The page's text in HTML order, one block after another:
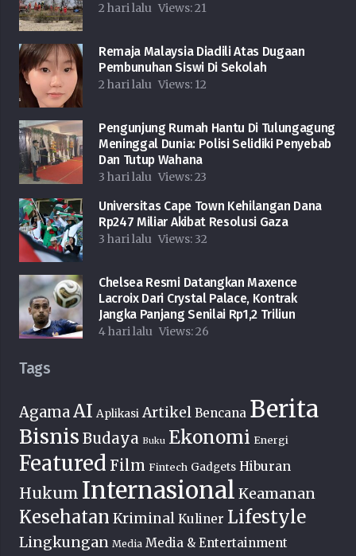
2 hari lalu Views:21
Remaja Malaysia Diadili Atas Dugaan
Pembunuhan Siswi Di Sekolah
2 hari lalu Views: 12
Pengunjung Rumah Hantu Di Tulungagung
Meninggal Dunia: Polisi Selidiki Penyebab
Dan Tutup Wahana
3 hari lalu Views:23
Universitas Cape Town Kehilangan Dana
Rp247 Miliar Akibat Resolusi Gaza
3 hari lalu Views: 32
Chelsea Resmi Datangkan Maxence
Lacroix Dari Crystal Palace, Kontrak
Jangka Panjang Senilai Rp1,2 Triliun
4 hari lalu Views:26
Tags
AgamaAI Aplikasi Artikel Bencana Berita
Bisnis Budaya Buku Ekonomi Energi
Featured Film Fintech Gadgets Hiburan
Hukum Internasional Keamanan
Kesehatan Kriminal Kuliner Lifestyle
Lingkungan Media Media & Entertainment